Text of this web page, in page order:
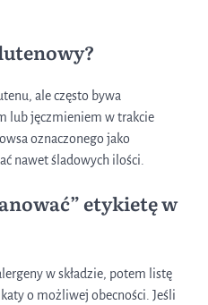
ale często bywa
lub jęczmieniem w trakcie
oznaczonego jako
nawet śladowych ilości.
etykietę w
w składzie, potem listę
o możliwej obecności. Jeśli